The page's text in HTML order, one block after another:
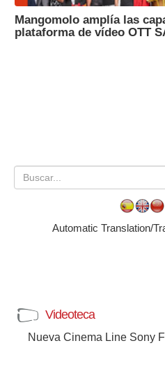
Mangomolo amplía las
plataforma de vídeo OTT
Automatic Translation/
Videoteca
Nueva Cinema Line Sony